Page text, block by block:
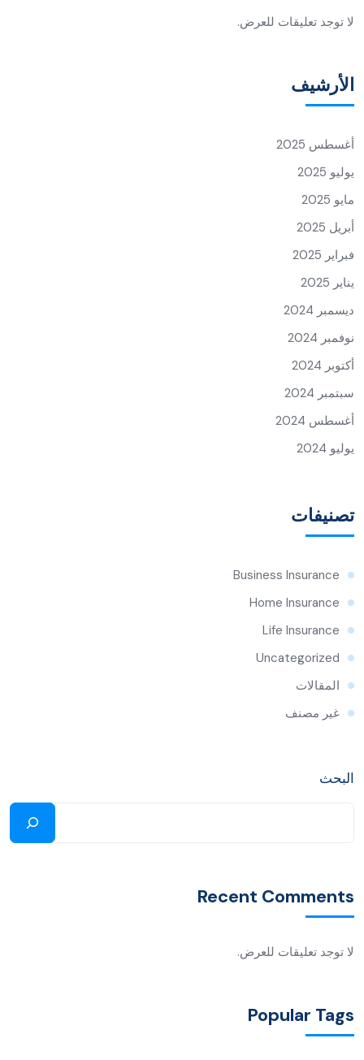
لا توجد تعليقات للعرض.
الأرشيف
أغسطس 2025
يوليو 2025
مايو 2025
أبريل 2025
فبراير 2025
يناير 2025
ديسمبر 2024
نوفمبر 2024
أكتوبر 2024
سبتمبر 2024
أغسطس 2024
يوليو 2024
تصنيفات
Business Insurance
Home Insurance
Life Insurance
Uncategorized
المقالات
غير مصنف
البحث
Recent Comments
لا توجد تعليقات للعرض.
Popular Tags